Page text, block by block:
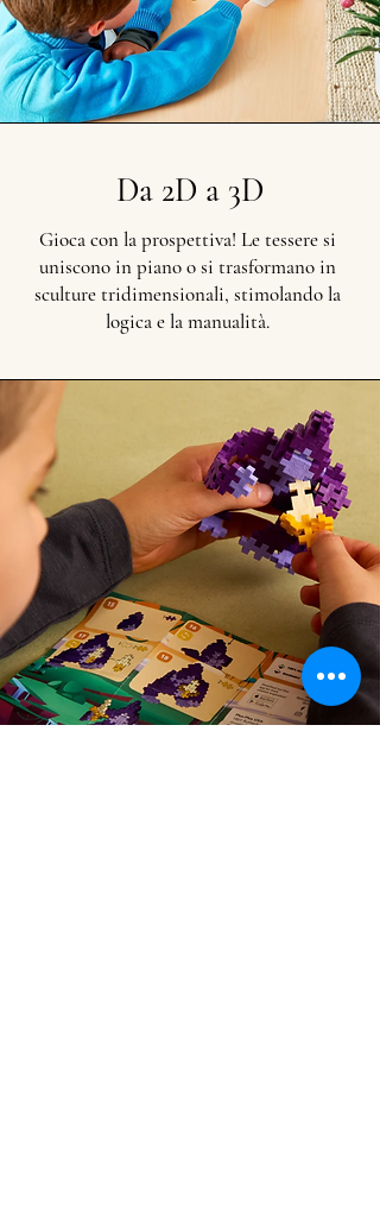
Da 2D a 3D
Gioca con la prospettiva! Le tessere si
uniscono in piano o si trasformano in
sculture tridimensionali, stimolando la
logica e la manualità.